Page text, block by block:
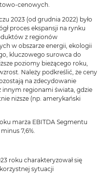
cenowych.
2023 (od grudnia 2022) było
proces ekspansji na rynku
z regionów
w obszarze energii, ekologii
kluczowego surowca do
poziomy bieżącego roku,
Należy podkreślić, że ceny
na zdecydowanie
regionami świata, gdzie
niższe (np. amerykański
marża EBITDA Segmentu
7,6%.
roku charakteryzował się
sytuacji